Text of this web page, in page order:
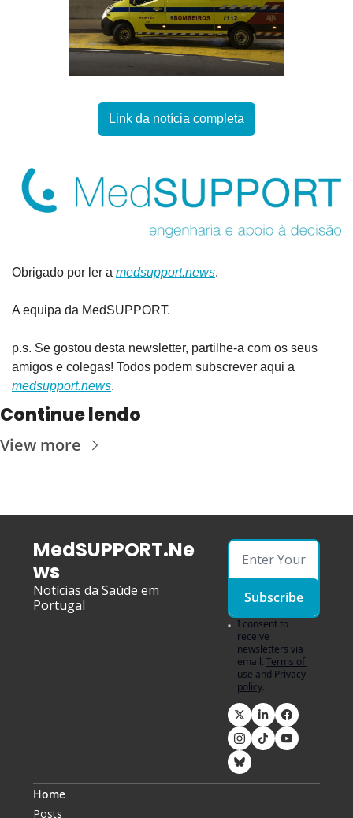
Link da notícia completa
Obrigado por ler a medsupport.news.
A equipa da MedSUPPORT.
p.s. Se gostou desta newsletter, partilhe-a com os seus
medsupport.news.
Continue lendo
View more
MedSUPPORT.Ne
ws
Notícias da Saúde em
Portugal
Subscribe
I consent to
receive
newsletters via
email. Terms of
use and Privacy
policy.
Home
Posts